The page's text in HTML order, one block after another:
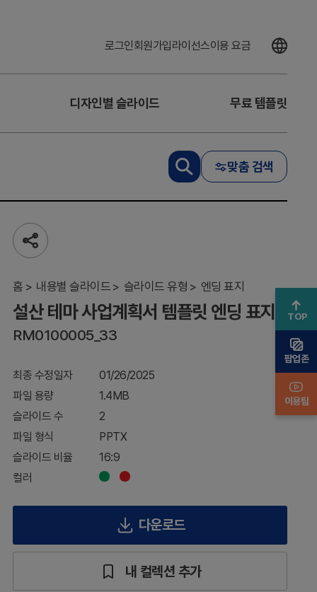
로그인회원가입라이선스이용 요금
디자인별 슬라이드 무료 템플릿
맞춤 검색
공
유
기
홈 내용별 슬라이드 슬라이드 유형 엔딩 표지
마
사
업
서
템
플
릿
표
지
설산 테마 사업계획서 템플릿 엔딩 표지
RM0100005_33
최종 수정일자
01/26/2025
파일 용량
1.4MB
슬라이드 수
2
파일 형식
PPTX
슬라이드 비율
16:9
컬러
다운로드
내 컬렉션 추가
TOP
팝업존
이용팁